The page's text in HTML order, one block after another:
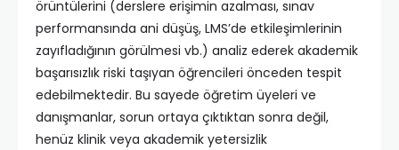
örüntülerini (derslere erişimin azalması, sınav
performansında ani düşüş, LMS’de etkileşimlerinin
zayıfladığının görülmesi vb.) analiz ederek akademik
başarısızlık riski taşıyan öğrencileri önceden tespit
edebilmektedir. Bu sayede öğretim üyeleri ve
danışmanlar, sorun ortaya çıktıktan sonra değil,
henüz klinik veya akademik yetersizlik